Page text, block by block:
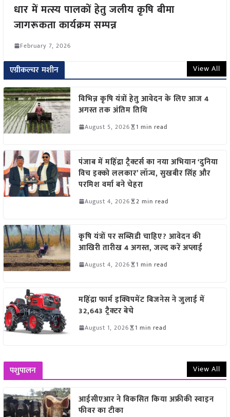
धार में मत्स्य पालकों हेतु जलीय कृषि बीमा
जागरूकता कार्यक्रम सम्पन्न
February 7, 2026
एग्रीकल्चर मशीन View All
विभिन्न कृषि यंत्रों हेतु आवेदन के लिए आज 4
अगस्त तक अंतिम तिथि
August 5, 2026 1 min read
पंजाब में महिंद्रा ट्रैक्टर्स का नया अभियान ‘दुनिया
विच इक्को ललकार’ लॉन्च, सुखबीर सिंह और
परमिश वर्मा बने चेहरा
August 4, 2026 2 min read
कृषि यंत्रों पर सब्सिडी चाहिए? आवेदन की
आखिरी तारीख 4 अगस्त, जल्द करें अप्लाई
August 4, 2026 1 min read
महिंद्रा फार्म इक्विपमेंट बिजनेस ने जुलाई में
32,643 ट्रैक्टर बेचे
August 1, 2026 1 min read
पशुपालन View All
आईसीएआर ने विकसित किया अफ्रीकी स्वाइन
फीवर का टीका